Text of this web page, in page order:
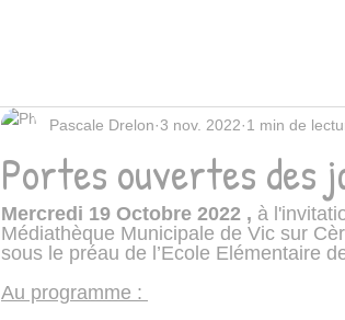
Portes ouvertes des
Pascale Drelon 3 nov. 2022 1 min de
Mercredi 19 Octobre 2022 , à
Médiathèque Municipale de Vic sur
sous le préau de l’Ecole Elémentaire
Au programme :